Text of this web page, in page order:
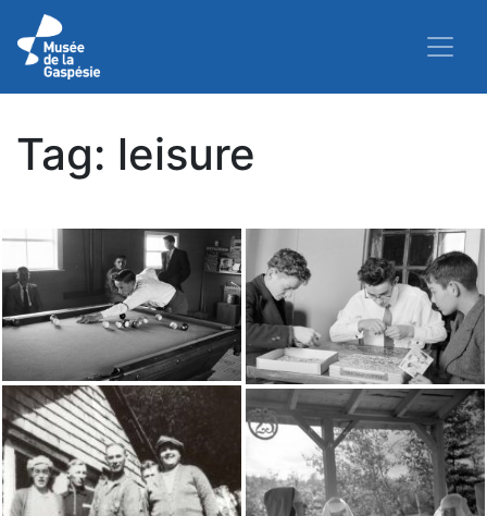
Tag: leisure